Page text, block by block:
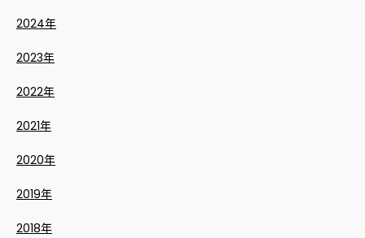
2024年
2023年
2022年
2021年
2020年
2019年
2018年